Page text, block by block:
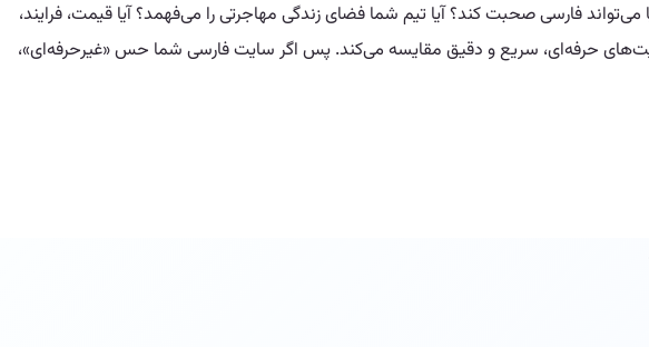
می‌تواند فارسی صحبت کند؟ آیا تیم شما فضای زندگی مهاجرتی را می‌فهمد؟ آیا قیمت، فرایند،
حرفه‌ای، سریع و دقیق مقایسه می‌کند. پس اگر سایت فارسی شما حس «غیرحرفه‌ای»،